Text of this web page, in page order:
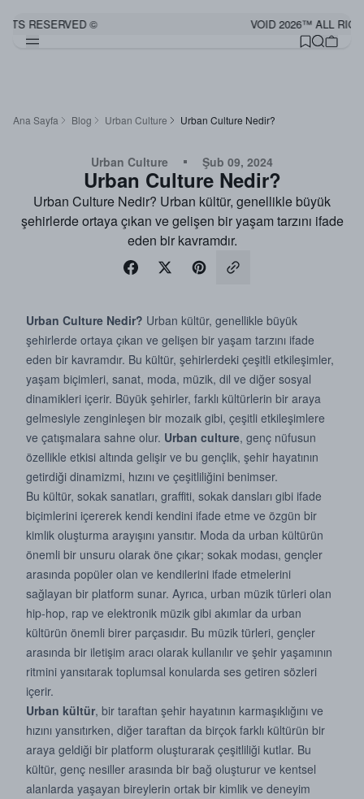
RESERVED © VOID 2026™ ALL
Ana Sayfa Blog Urban Culture Urban Culture Nedir?
Urban Culture Şub 09, 2024
Urban Culture Nedir?
Urban Culture Nedir? Urban kültür, genellikle büyük
şehirlerde ortaya çıkan ve gelişen bir yaşam tarzını ifade
eden bir kavramdır.
Urban Culture Nedir? Urban kültür, genellikle büyük
şehirlerde ortaya çıkan ve gelişen bir yaşam tarzını ifade
eden bir kavramdır. Bu kültür, şehirlerdeki çeşitli etkileşimler,
yaşam biçimleri, sanat, moda, müzik, dil ve diğer sosyal
dinamikleri içerir. Büyük şehirler, farklı kültürlerin bir araya
gelmesiyle zenginleşen bir mozaik gibi, çeşitli etkileşimlere
ve çatışmalara sahne olur. Urban culture, genç nüfusun
özellikle etkisi altında gelişir ve bu gençlik, şehir hayatının
getirdiği dinamizmi, hızını ve çeşitliliğini benimser.
Bu kültür, sokak sanatları, graffiti, sokak dansları gibi ifade
biçimlerini içererek kendi kendini ifade etme ve özgün bir
kimlik oluşturma arayışını yansıtır. Moda da urban kültürün
önemli bir unsuru olarak öne çıkar; sokak modası, gençler
arasında popüler olan ve kendilerini ifade etmelerini
sağlayan bir platform sunar. Ayrıca, urban müzik türleri olan
hip-hop, rap ve elektronik müzik gibi akımlar da urban
kültürün önemli birer parçasıdır. Bu müzik türleri, gençler
arasında bir iletişim aracı olarak kullanılır ve şehir yaşamının
ritmini yansıtarak toplumsal konularda ses getiren sözleri
içerir.
Urban kültür, bir taraftan şehir hayatının karmaşıklığını ve
hızını yansıtırken, diğer taraftan da birçok farklı kültürün bir
araya geldiği bir platform oluşturarak çeşitliliği kutlar. Bu
kültür, genç nesiller arasında bir bağ oluşturur ve kentsel
alanlarda yaşayan bireylerin ortak bir kimlik ve deneyim